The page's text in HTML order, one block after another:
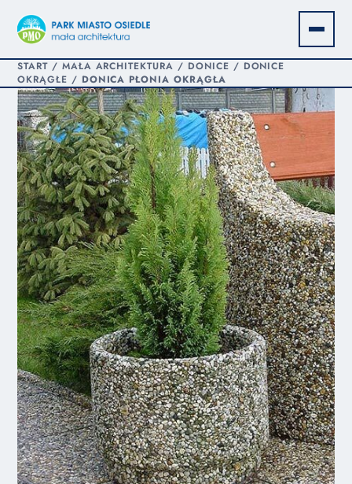
START/ MAŁA ARCHITEKTURA / DONICE / DONICE
OKRĄGŁE / DONICA PŁONIA OKRĄGŁA